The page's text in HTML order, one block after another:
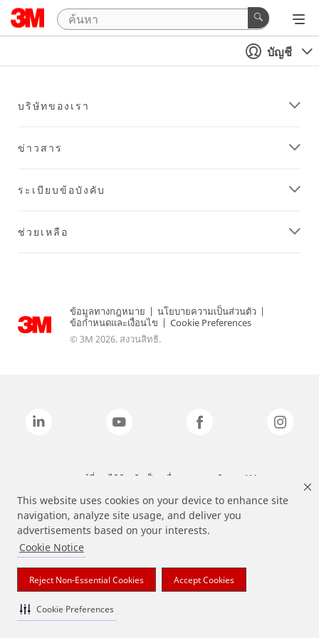
This website uses cookies on your device to enhance site
navigation, analyze site usage, and deliver you
advertisements based on your interests.
Cookie Notice
Reject Non-Essential Cookies Accept Cookies
Cookie Preferences
บัญชี
บริษัทของเรา
ข่าวสาร
ระเบียบข้อบังคับ
ช่วยเหลือ
ข้อมูลทางกฎหมาย | นโยบายความเป็นส่วนตัว |
ข้อกำหนดและเงื่อนไข | Cookie Preferences
© 3M 2026. สงวนสิทธิ.
แบรนด์ที่ระบุไว้ข้างต้นเป็นเครื่องหมายการค้าของ 3M